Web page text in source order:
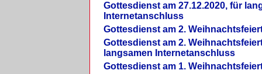
Gottesdienst am 27.12.2020, für
Internetanschluss
Gottesdienst am 2.
Gottesdienst am 2.
langsamen Internetanschluss
Gottesdienst am 1.